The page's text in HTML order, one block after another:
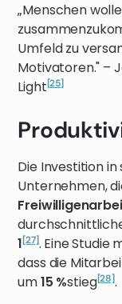
„Menschen
Umfeld zu
Motivatoren." –
Light[25]
Die Investition
Unternehmen,
1[27]. Eine Studie
dass die
um15 %stieg[28].